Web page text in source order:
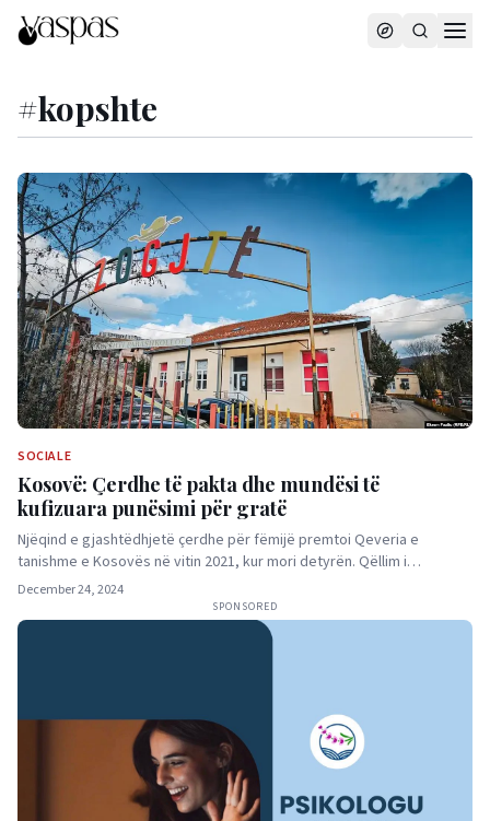
#kopshte
SOCIALE
Kosovë: Çerdhe të pakta dhe mundësi të
kufizuara punësimi për gratë
Njëqind e gjashtëdhjetë çerdhe për fëmijë premtoi Qeveria e
tanishme e Kosovës në vitin 2021, kur mori detyrën. Qëllim i…
December 24, 2024
SPONSORED